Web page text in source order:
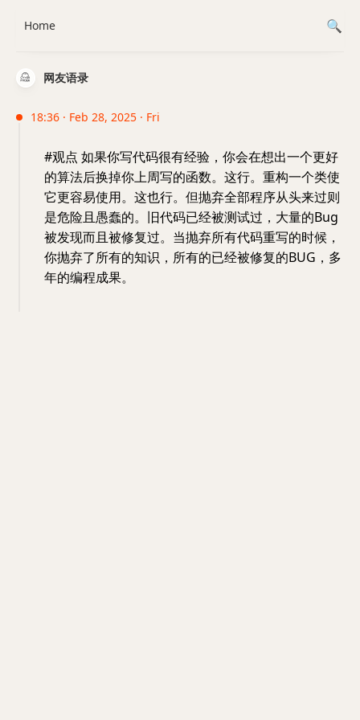
网友语录
18:36 · Feb 28, 2025 · Fri
#观点 如果你写代码很有经验，你会在想出一个更好
的算法后换掉你上周写的函数。这行。重构一个类使
它更容易使用。这也行。但抛弃全部程序从头来过则
是危险且愚蠢的。旧代码已经被测试过，大量的Bug
被发现而且被修复过。当抛弃所有代码重写的时候，
你抛弃了所有的知识，所有的已经被修复的BUG，多
年的编程成果。
Home